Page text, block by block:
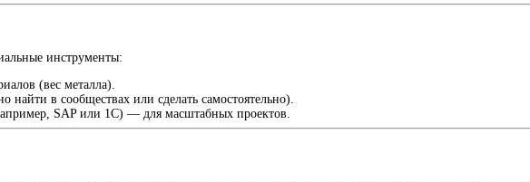
инструменты:
(вес металла).
в сообществах или сделать самостоятельно).
SAP или 1С) — для масштабных проектов.